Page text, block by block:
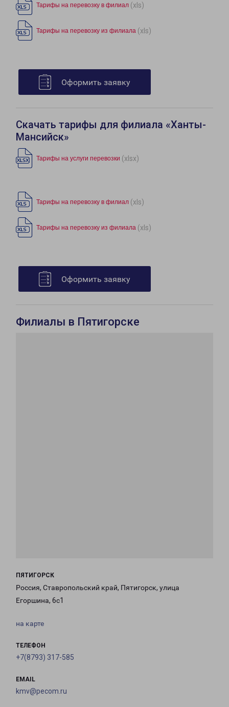
Тарифы на перевозку в филиал (xls)
Тарифы на перевозку из филиала (xls)
Оформить заявку
Скачать тарифы для филиала «Ханты-
Мансийск»
Тарифы на услуги перевозки (xlsx)
Тарифы на перевозку в филиал (xls)
Тарифы на перевозку из филиала (xls)
Оформить заявку
Филиалы в Пятигорске
ПЯТИГОРСК
Россия, Ставропольский край, Пятигорск, улица
Егоршина, 6с1
на карте
ТЕЛЕФОН
+7(8793) 317-585
EMAIL
kmv@pecom.ru